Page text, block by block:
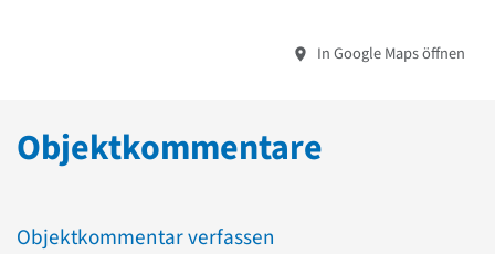
In Google Maps öffnen
Objektkommentare
Objektkommentar verfassen